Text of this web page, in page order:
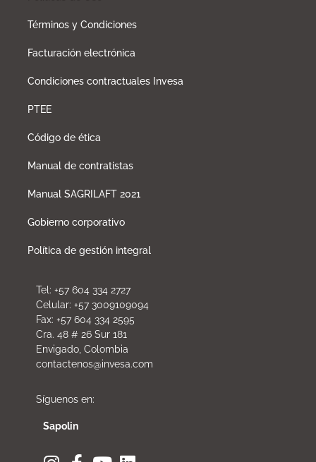
Términos y Condiciones
Facturación electrónica
Condiciones contractuales Invesa
PTEE
Código de ética
Manual de contratistas
Manual SAGRILAFT 2021
Gobierno corporativo
Política de gestión integral
Tel: +57 604 334 2727
Celular: +57 3009109094
Fax: +57 604 334 2595
Cra. 48 # 26 Sur 181
Envigado, Colombia
contactenos@invesa.com
Síguenos en:
Sapolin